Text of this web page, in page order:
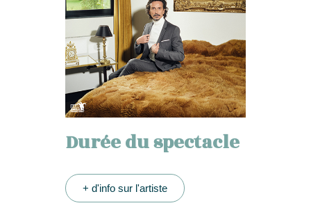
Durée du spectacle
+ d'info sur l'artiste